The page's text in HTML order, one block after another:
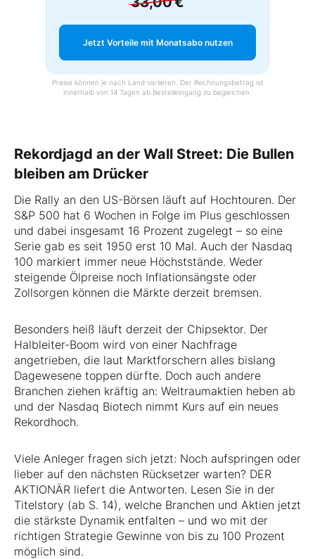
Jetzt Vorteile mit Monatsabo nutzen
Preise können je nach Land variieren. Der Rechnungsbetrag ist
innerhalb von 14 Tagen ab Bestelleingang zu begleichen.
Rekordjagd an der Wall Street: Die Bullen
bleiben am Drücker
Die Rally an den US-Börsen läuft auf Hochtouren. Der
S&P 500 hat 6 Wochen in Folge im Plus geschlossen
und dabei insgesamt 16 Prozent zugelegt – so eine
Serie gab es seit 1950 erst 10 Mal. Auch der Nasdaq
100 markiert immer neue Höchststände. Weder
steigende Ölpreise noch Inflationsängste oder
Zollsorgen können die Märkte derzeit bremsen.
Besonders heiß läuft derzeit der Chipsektor. Der
Halbleiter-Boom wird von einer Nachfrage
angetrieben, die laut Marktforschern alles bislang
Dagewesene toppen dürfte. Doch auch andere
Branchen ziehen kräftig an: Weltraumaktien heben ab
und der Nasdaq Biotech nimmt Kurs auf ein neues
Rekordhoch.
Viele Anleger fragen sich jetzt: Noch aufspringen oder
lieber auf den nächsten Rücksetzer warten? DER
AKTIONÄR liefert die Antworten. Lesen Sie in der
Titelstory (ab S. 14), welche Branchen und Aktien jetzt
die stärkste Dynamik entfalten – und wo mit der
richtigen Strategie Gewinne von bis zu 100 Prozent
möglich sind.